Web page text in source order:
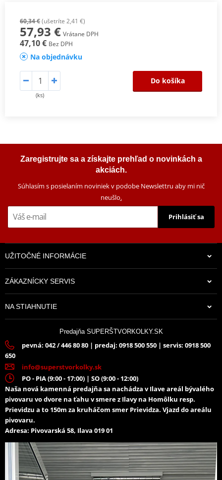
60,34 €(ušetríte 2,41 €)
57,93 € Vrátane DPH
47,10 € Bez DPH
Na objednávku
(ks)
Do košíka
Zaregistrujte sa a získajte prehľad o novinkách a
akciách.
Súhlasím s posielaním noviniek v podobe Newslettru aby mi nič
neušlo.
Prihlásiť sa
UŽITOČNÉ INFORMÁCIE
ZÁKAZNÍCKY SERVIS
NA STIAHNUTIE
Predajňa SUPERŠTVORKOLKY.SK
pevná: 042 / 446 80 80 | predaj: 0918 500 550 | servis: 0918 500
650
info@superstvorkolky.sk
PO - PIA (9:00 - 17:00) | SO (9:00 - 12:00)
Naša nová kamenná predajňa sa nachádza v Ilave areál bývalého
pivovaru vo dvore na ťahu v smere z Ilavy na Homôlku resp.
Prievidzu a to 150m za kruháčom smer Prievidza. Vjazd do areálu
pivovaru.
Adresa: Pivovarská 58, Ilava 019 01